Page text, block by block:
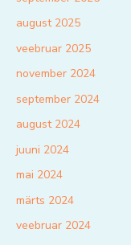
august 2025
veebruar 2025
november 2024
september 2024
august 2024
juuni 2024
mai 2024
märts 2024
veebruar 2024